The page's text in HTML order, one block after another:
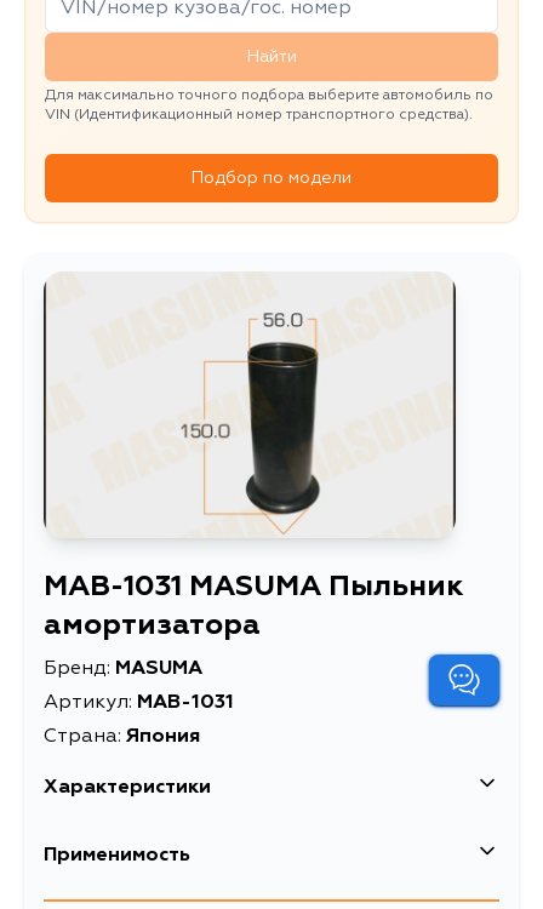
Найти
Для максимально точного подбора выберите автомобиль по
VIN (Идентификационный номер транспортного средства).
Подбор по модели
MAB-1031 MASUMA Пыльник
амортизатора
Бренд: MASUMA
Артикул: MAB-1031
Страна: Япония
Характеристики
EAN-13
Применимость